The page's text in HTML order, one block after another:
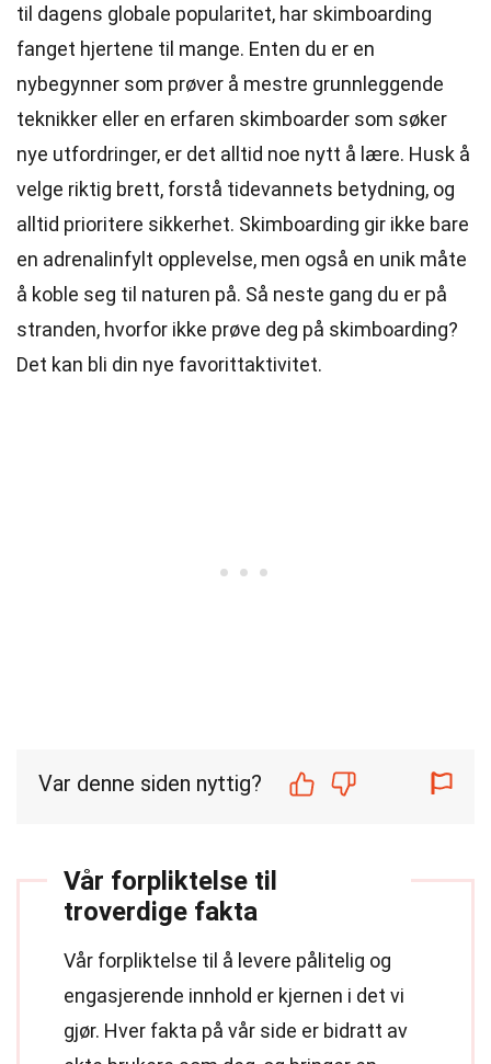
til dagens globale popularitet, har skimboarding
fanget hjertene til mange. Enten du er en
nybegynner som prøver å mestre grunnleggende
teknikker eller en erfaren skimboarder som søker
nye utfordringer, er det alltid noe nytt å lære. Husk å
velge riktig brett, forstå tidevannets betydning, og
alltid prioritere sikkerhet. Skimboarding gir ikke bare
en adrenalinfylt opplevelse, men også en unik måte
å koble seg til naturen på. Så neste gang du er på
stranden, hvorfor ikke prøve deg på skimboarding?
Det kan bli din nye favorittaktivitet.
Var denne siden nyttig?
Vår forpliktelse til
troverdige fakta
Vår forpliktelse til å levere pålitelig og
engasjerende innhold er kjernen i det vi
gjør. Hver fakta på vår side er bidratt av